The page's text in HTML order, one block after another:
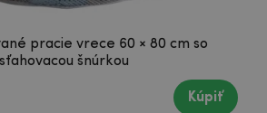
pracie vrece 60 × 80 cm so
sťahovacou šnúrkou
Kúpiť